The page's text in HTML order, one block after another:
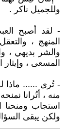
وللجميل ناكر .
- لقد أصبح
المنهج ،
والشر بديهي ،
المسعى ، وإيثار
- تُرى ...... ماذا
منه ، أتُرانا
استجاب
ولكن يبقى